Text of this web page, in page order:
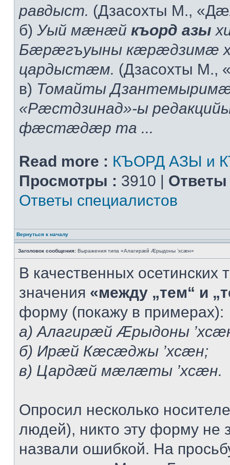
равдыст. (Дзасохты М.,
б) Уый мæнæй къорд азы
Бæрæгъуыны кæрæдзимæ
цардыстæм. (Дзасохты М.,
в) Томайты
«Рæстдзинад»-ы
фæстæдæр та ...
Read more : КЪОРД АЗЫ и
Просмотры : 3910 | Ответы
Ответы специалистов
Вернуться к началу
Заголовок сообщения: Выражения типа «Алагирæй Æрыдоны ’хсæн»
В качественных осетинских
значения «между „тем“ и
форму (покажу в примерах):
а) Алагирæй Æрыдоны
б) Ирæй Кæсæджы ’хсæн;
в) Цардæй мæлæты ’хсæн.
Опросил несколько
людей), никто эту форму не
назвали ошибкой. На